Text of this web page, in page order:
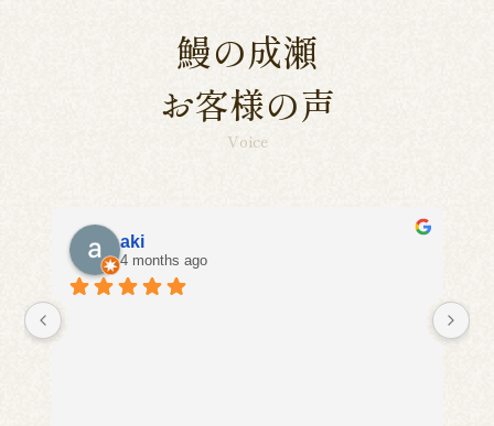
鰻の成瀬
お客様の声
Voice
aki
4 months ago